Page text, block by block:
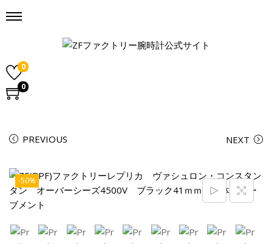
0
0
PREVIOUS NEXT
-50%